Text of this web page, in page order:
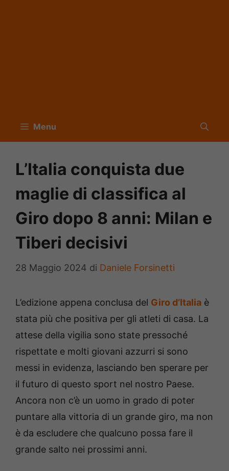
Menu
L’Italia conquista due
maglie di classifica al
Giro dopo 8 anni: Milan e
Tiberi decisivi
28 Maggio 2024 di Daniele Forsinetti
L’edizione appena conclusa del Giro d’Italia è
stata più che positiva per gli atleti di casa. La
attese della vigilia sono state pressoché
rispettate e molti giovani azzurri si sono
messi in evidenza, lasciando ben sperare per
il futuro di questo sport nel nostro Paese.
Ancora non c’è un uomo in grado di poter
puntare alla vittoria di un grande giro, ma non
è da escludere che qualcuno possa fare il
grande salto nei prossimi anni.